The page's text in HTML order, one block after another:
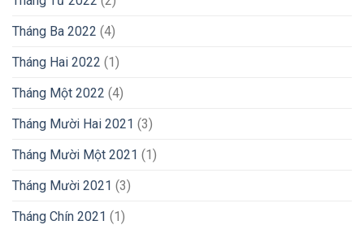
Tháng Ba 2022 (4)
Tháng Hai 2022 (1)
Tháng Một 2022 (4)
Tháng Mười Hai 2021 (3)
Tháng Mười Một 2021 (1)
Tháng Mười 2021 (3)
Tháng Chín 2021 (1)